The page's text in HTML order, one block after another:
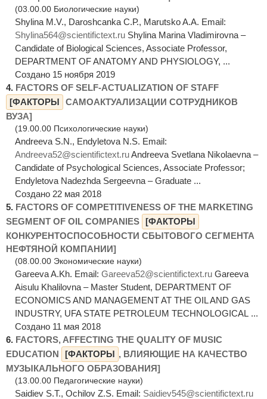
(03.00.00 Биологические науки)
Shylina M.V., Daroshcanka C.Р., Marutsko A.А. Email:
Shylina564@scientifictext.ru Shylina Marina Vladimirovna –
Candidate of Biological Sciences, Associate Professor,
DEPARTMENT OF ANATOMY AND PHYSIOLOGY, ...
Создано 15 ноября 2019
4. FACTORS OF SELF-ACTUALIZATION OF STAFF
[ФАКТОРЫ
САМОАКТУАЛИЗАЦИИ СОТРУДНИКОВ
ВУЗА]
(19.00.00 Психологические науки)
Andreeva S.N., Endyletova N.S. Email:
Andreeva52@scientifictext.ruAndreeva Svetlana Nikolaevna –
Candidate of Psychological Sciences, Associate Professor;
Endyletova Nadezhda Sergeevna – Graduate ...
Создано 22 мая 2018
5. FACTORS OF COMPETITIVENESS OF THE MARKETING
SEGMENT OF OIL COMPANIES [ФАКТОРЫ
КОНКУРЕНТОСПОСОБНОСТИ СБЫТОВОГО СЕГМЕНТА
НЕФТЯНОЙ КОМПАНИИ]
(08.00.00 Экономические науки)
Gareeva A.Kh. Email: Gareeva52@scientifictext.ru Gareeva
Aisulu Khalilovna – Master Student, DEPARTMENT OF
ECONOMICS AND MANAGEMENT AT THE OIL AND GAS
INDUSTRY, UFA STATE PETROLEUM TECHNOLOGICAL ...
Создано 11 мая 2018
6. FACTORS, AFFECTING THE QUALITY OF MUSIC
EDUCATION
[ФАКТОРЫ , ВЛИЯЮЩИЕ НА КАЧЕСТВО
МУЗЫКАЛЬНОГО ОБРАЗОВАНИЯ]
(13.00.00 Педагогические науки)
Saidiev S.T., Ochilov Z.S. Email: Saidiev545@scientifictext.ru